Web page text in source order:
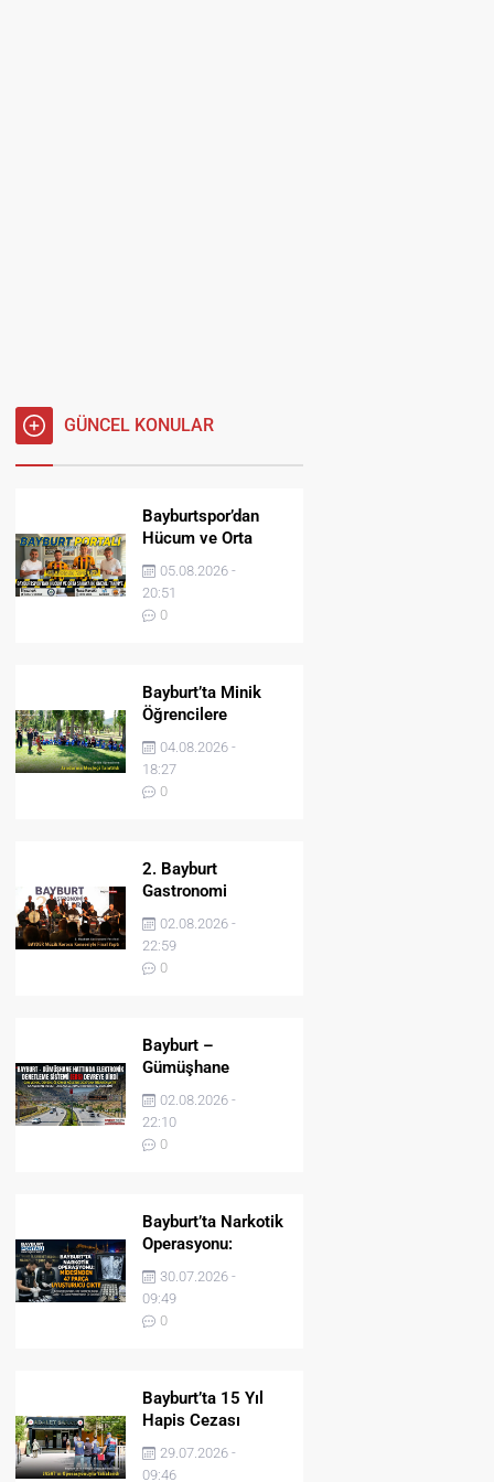
GÜNCEL KONULAR
Bayburtspor’dan
Hücum ve Orta
Sahaya İki Önemli
Takviye
05.08.2026 -
20:51
0
Bayburt’ta Minik
Öğrencilere
Jandarma Mesleği
Tanıtıldı
04.08.2026 -
18:27
0
2. Bayburt
Gastronomi
Festivali BAYDER
Müzik Korosu
Konseriyle Final
Yaptı
02.08.2026 -
22:59
0
Bayburt –
Gümüşhane
Hattında Elektronik
Denetleme Sistemi
(EDS) Devreye Girdi
02.08.2026 -
22:10
0
Bayburt’ta Narkotik
Operasyonu:
Midesinden 47
Parça Uyuşturucu
Çıktı!
30.07.2026 -
09:49
0
Bayburt’ta 15 Yıl
Hapis Cezası
Bulunan Şahıs
JASAT’ın
29.07.2026 -
09:46